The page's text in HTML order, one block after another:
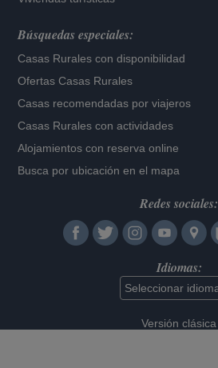
Búsquedas especiales:
Casas Rurales con disponibilidad
Ofertas Casas Rurales
Casas recomendadas por viajeros
Casas Rurales con actividades
Alojamientos con reserva online
Busca por ubicación en el mapa
Redes sociales:
Idiomas:
Versión clásica